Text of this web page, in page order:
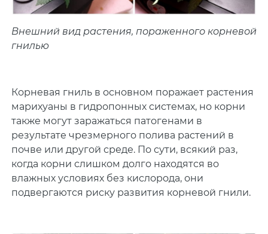
Внешний вид растения, пораженного корневой
гнилью
Корневая гниль в основном поражает растения
марихуаны в гидропонных системах, но корни
также могут заражаться патогенами в
результате чрезмерного полива растений в
почве или другой среде. По сути, всякий раз,
когда корни слишком долго находятся во
влажных условиях без кислорода, они
подвергаются риску развития корневой гнили.